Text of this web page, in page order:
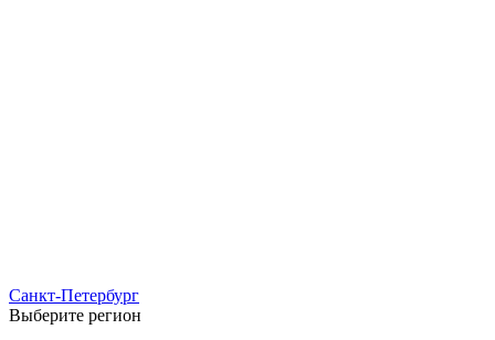
Санкт-Петербург
Выберите регион